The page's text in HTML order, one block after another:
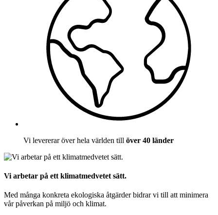
Vi levererar över hela världen till över 40 länder
Vi arbetar på ett klimatmedvetet sätt.
Med många konkreta ekologiska åtgärder bidrar vi till att minimera
vår påverkan på miljö och klimat.